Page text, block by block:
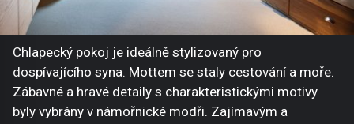
Chlapecký pokoj je ideálně stylizovaný pro
dospívajícího syna. Mottem se staly cestování a moře.
Zábavné a hravé detaily s charakteristickými motivy
byly vybrány v námořnické modři. Zajímavým a